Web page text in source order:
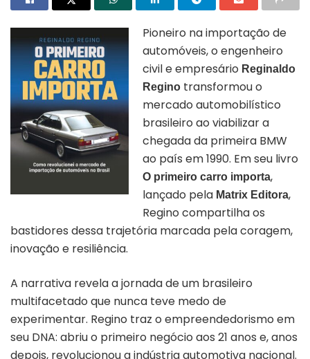
Pioneiro na importação de
automóveis, o engenheiro
civil e empresário Reginaldo
Regino transformou o
mercado automobilístico
brasileiro ao viabilizar a
chegada da primeira BMW
ao país em 1990. Em seu livro
O primeiro carro importa,
lançado pela Matrix Editora,
Regino compartilha os
bastidores dessa trajetória marcada pela coragem,
inovação e resiliência.
A narrativa revela a jornada de um brasileiro
multifacetado que nunca teve medo de
experimentar. Regino traz o empreendedorismo em
seu DNA: abriu o primeiro negócio aos 21 anos e, anos
depois, revolucionou a indústria automotiva nacional.